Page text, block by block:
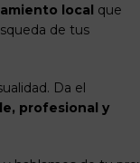
local que
de tus
Da el
profesional y